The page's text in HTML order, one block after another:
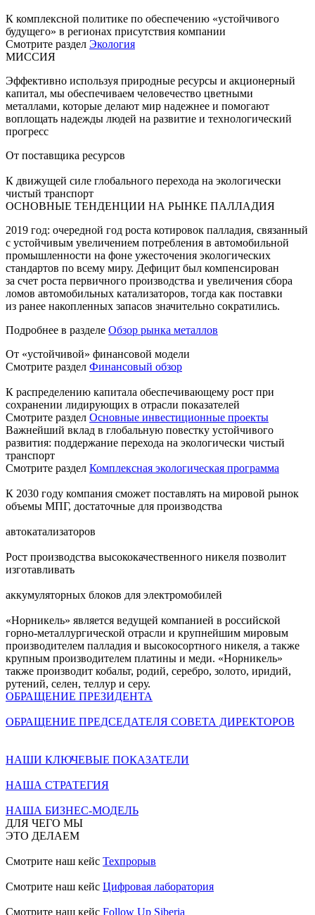
К комплексной политике по обеспечению «устойчивого
будущего» в регионах присутствия компании
Смотрите раздел Экология
МИССИЯ
Эффективно используя природные ресурсы и акционерный
капитал, мы обеспечиваем человечество цветными
металлами, которые делают мир надежнее и помогают
воплощать надежды людей на развитие и технологический
прогресс
От поставщика ресурсов
К движущей силе глобального перехода на экологически
чистый транспорт
ОСНОВНЫЕ ТЕНДЕНЦИИ НА РЫНКЕ ПАЛЛАДИЯ
2019 год: очередной год роста котировок палладия, связанный
с устойчивым увеличением потребления в автомобильной
промышленности на фоне ужесточения экологических
стандартов по всему миру. Дефицит был компенсирован
за счет роста первичного производства и увеличения сбора
ломов автомобильных катализаторов, тогда как поставки
из ранее накопленных запасов значительно сократились.
Подробнее в разделе Обзор рынка металлов
От «устойчивой» финансовой модели
Смотрите раздел Финансовый обзор
К распределению капитала обеспечивающему рост при
сохранении лидирующих в отрасли показателей
Смотрите раздел Основные инвестиционные проекты
Важнейший вклад в глобальную повестку устойчивого
развития: поддержание перехода на экологически чистый
транспорт
Смотрите раздел Комплексная экологическая программа
К 2030 году компания сможет поставлять на мировой рынок
объемы МПГ, достаточные для производства
автокатализаторов
Рост производства высококачественного никеля позволит
изготавливать
аккумуляторных блоков для электромобилей
«Норникель» является ведущей компанией в российской
горно-металлургической отрасли и крупнейшим мировым
производителем палладия и высокосортного никеля, а также
крупным производителем платины и меди. «Норникель»
также производит кобальт, родий, серебро, золото, иридий,
рутений, селен, теллур и серу.
ОБРАЩЕНИЕ ПРЕЗИДЕНТА
ОБРАЩЕНИЕ ПРЕДСЕДАТЕЛЯ СОВЕТА ДИРЕКТОРОВ
НАШИ КЛЮЧЕВЫЕ ПОКАЗАТЕЛИ
НАША СТРАТЕГИЯ
НАША БИЗНЕС-МОДЕЛЬ
ДЛЯ ЧЕГО МЫ
ЭТО ДЕЛАЕМ
Смотрите наш кейс Техпрорыв
Смотрите наш кейс Цифровая лаборатория
Смотрите наш кейс Follow Up Siberia